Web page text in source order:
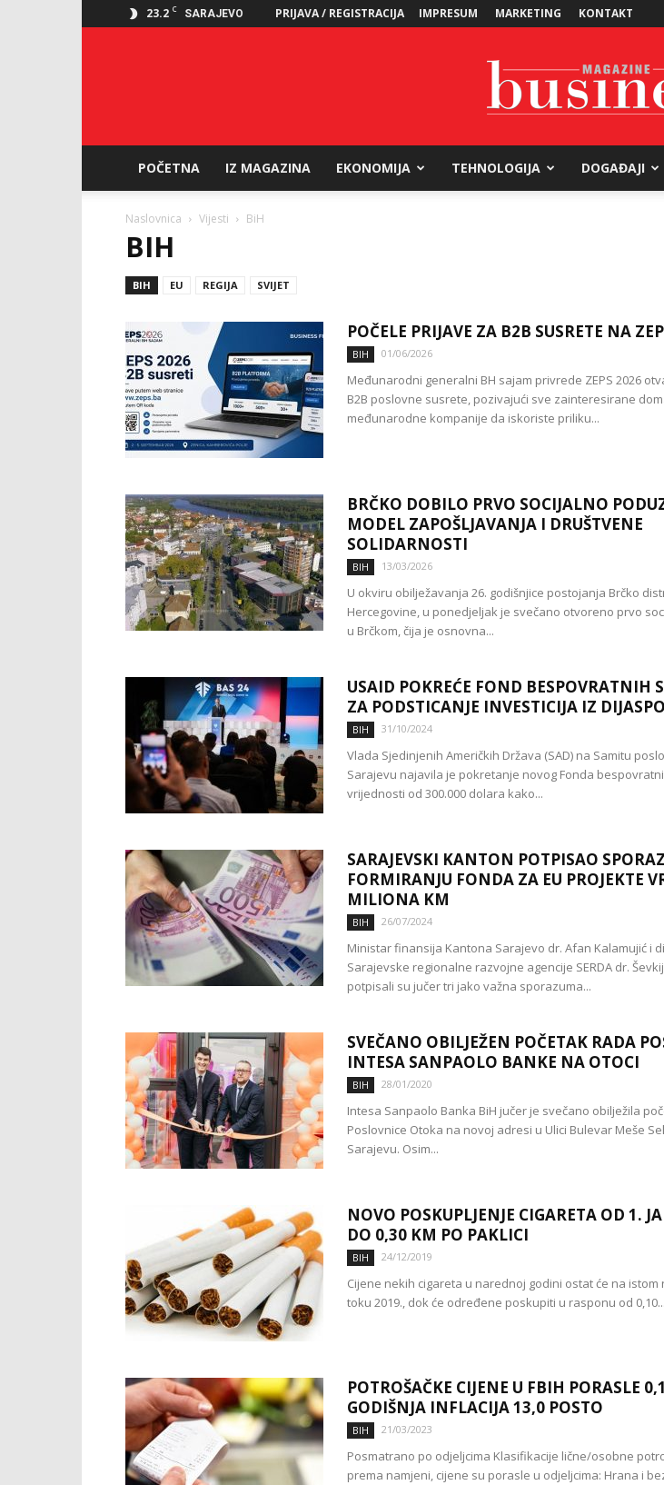
23.2 C SARAJEVO PRIJAVA / REGISTRACIJA IMPRESUM MARKETING KONTAKT
POČETNA IZ MAGAZINA EKONOMIJA TEHNOLOGIJA DOGAĐAJI
Naslovnica Vijesti BiH
BIH
BIH EU REGIJA SVIJET
POČELE PRIJAVE ZA B2B SUSRETE NA
BIH 01/06/2026
Međunarodni generalni BH sajam privrede ZEPS 2026
B2B poslovne susrete, pozivajući sve zainteresirane
međunarodne kompanije da iskoriste priliku...
BRČKO DOBILO PRVO SOCIJALNO
MODEL ZAPOŠLJAVANJA I DRUŠTVENE
SOLIDARNOSTI
BIH 13/03/2026
U okviru obilježavanja 26. godišnjice postojanja Brčko
Hercegovine, u ponedjeljak je svečano otvoreno prvo
u Brčkom, čija je osnovna...
USAID POKREĆE FOND BESPOVRATNIH
ZA PODSTICANJE INVESTICIJA IZ
BIH 31/10/2024
Vlada Sjedinjenih Američkih Država (SAD) na Samitu
Sarajevu najavila je pokretanje novog Fonda
vrijednosti od 300.000 dolara kako...
SARAJEVSKI KANTON POTPISAO
FORMIRANJU FONDA ZA EU PROJEKTE
MILIONA KM
BIH 26/07/2024
Ministar finansija Kantona Sarajevo dr. Afan Kalamujić i
Sarajevske regionalne razvojne agencije SERDA dr.
potpisali su jučer tri jako važna sporazuma...
SVEČANO OBILJEŽEN POČETAK RADA
INTESA SANPAOLO BANKE NA OTOCI
BIH 28/01/2020
Intesa Sanpaolo Banka BiH jučer je svečano obilježila
Poslovnice Otoka na novoj adresi u Ulici Bulevar Meše
Sarajevu. Osim...
NOVO POSKUPLJENJE CIGARETA OD 1.
DO 0,30 KM PO PAKLICI
BIH 24/12/2019
Cijene nekih cigareta u narednoj godini ostat će na istom
toku 2019., dok će određene poskupiti u rasponu od 0,10...
POTROŠAČKE CIJENE U FBIH PORASLE
GODIŠNJA INFLACIJA 13,0 POSTO
BIH 21/03/2023
Posmatrano po odjeljcima Klasifikacije lične/osobne
prema namjeni, cijene su porasle u odjeljcima: Hrana i